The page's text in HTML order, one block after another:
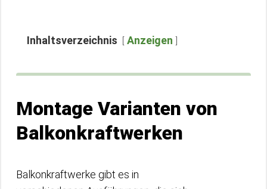
Inhaltsverzeichnis Anzeigen
Montage Varianten von
Balkonkraftwerken
Balkonkraftwerke gibt es in